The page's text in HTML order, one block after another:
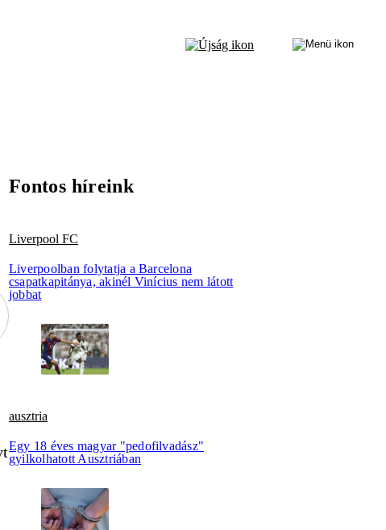
Fontos híreink
Liverpool FC
Liverpoolban folytatja a Barcelona
csapatkapitánya, akinél Vinícius nem látott
jobbat
ausztria
Egy 18 éves magyar "pedofilvadász"
gyilkolhatott Ausztriában